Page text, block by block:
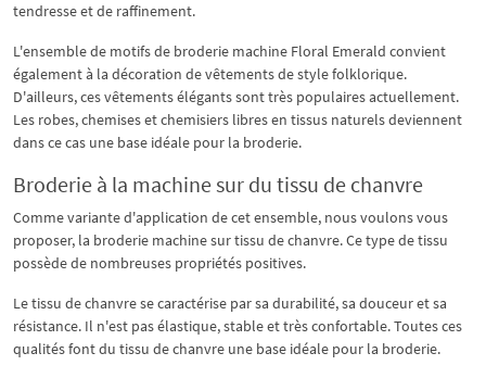
tendresse et de raffinement.
L'ensemble de motifs de broderie machine Floral Emerald convient
également à la décoration de vêtements de style folklorique.
D'ailleurs, ces vêtements élégants sont très populaires actuellement.
Les robes, chemises et chemisiers libres en tissus naturels deviennent
dans ce cas une base idéale pour la broderie.
Broderie à la machine sur du tissu de chanvre
Comme variante d'application de cet ensemble, nous voulons vous
proposer, la broderie machine sur tissu de chanvre. Ce type de tissu
possède de nombreuses propriétés positives.
Le tissu de chanvre se caractérise par sa durabilité, sa douceur et sa
résistance. Il n'est pas élastique, stable et très confortable. Toutes ces
qualités font du tissu de chanvre une base idéale pour la broderie.